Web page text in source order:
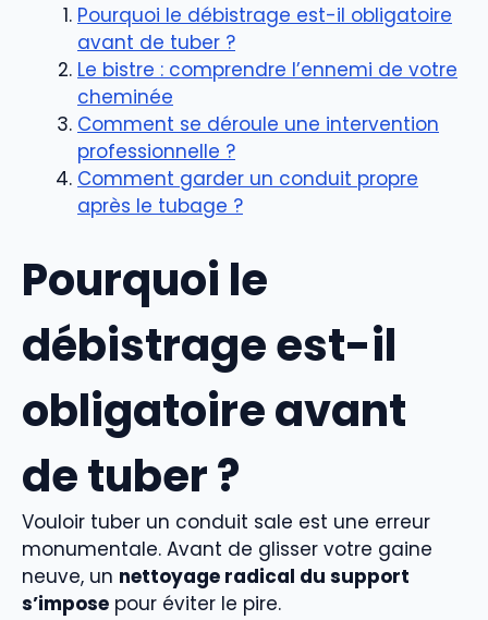
Pourquoi le débistrage est-il obligatoire
avant de tuber ?
Le bistre : comprendre l’ennemi de votre
cheminée
Comment se déroule une intervention
professionnelle ?
Comment garder un conduit propre
après le tubage ?
Pourquoi le
débistrage est-il
obligatoire avant
de tuber ?
Vouloir tuber un conduit sale est une erreur
monumentale. Avant de glisser votre gaine
neuve, un nettoyage radical du support
s’impose pour éviter le pire.